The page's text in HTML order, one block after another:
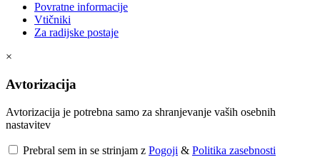
Povratne informacije
Vtičniki
Za radijske postaje
×
Avtorizacija
Avtorizacija je potrebna samo za shranjevanje vaših osebnih
nastavitev
Prebral sem in se strinjam z Pogoji & Politika zasebnosti